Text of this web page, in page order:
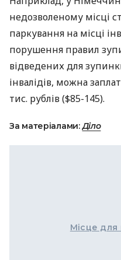
недозволеному місці
паркування на місці
порушення правил
відведених для
інвалідів, можна
тис. рублів ($85-145).
За матеріалами:Діло
Місце